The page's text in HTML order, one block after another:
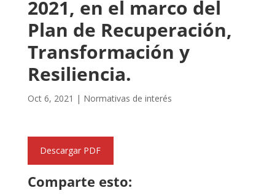
2021, en el marco del
Plan de Recuperación,
Transformación y
Resiliencia.
Oct 6, 2021 | Normativas de interés
Descargar PDF
Comparte esto: